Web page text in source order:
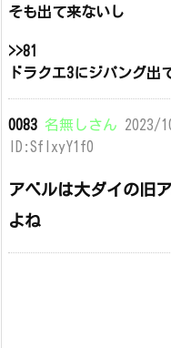
そも出て来ないし
>>81
ドラクエ3にジパング出
0083 名無しさん 2023/
ID:SflxyY1f0
アベルは大ダイの旧
よね